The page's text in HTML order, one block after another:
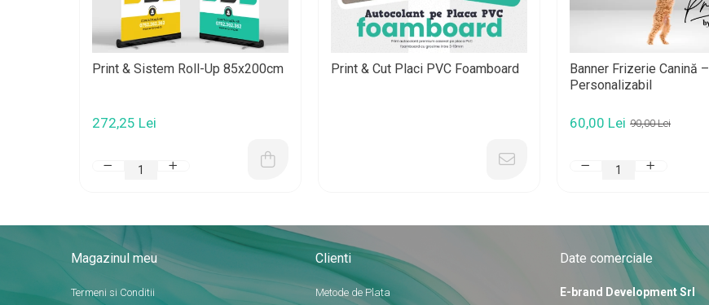
Print & Sistem Roll-Up 85x200cm
272,25 Lei
Print & Cut Placi PVC Foamboard
Banner Frizerie Canină –
Personalizabil
90,00 Lei
60,00 Lei
Magazinul meu
Termeni si Conditii
Clienti
Metode de Plata
Date comerciale
E-brand Development Srl